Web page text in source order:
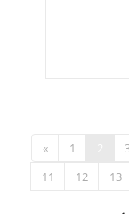
« 1
11
12 13